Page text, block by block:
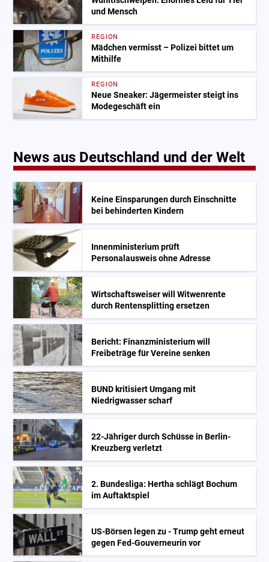
und Mensch
REGION
Mädchen vermisst – Polizei bittet um
Mithilfe
REGION
Neue Sneaker: Jägermeister steigt ins
Modegeschäft ein
News aus Deutschland und der Welt
Keine Einsparungen durch Einschnitte
bei behinderten Kindern
Innenministerium prüft
Personalausweis ohne Adresse
Wirtschaftsweiser will Witwenrente
durch Rentensplitting ersetzen
Bericht: Finanzministerium will
Freibeträge für Vereine senken
BUND kritisiert Umgang mit
Niedrigwasser scharf
22-Jähriger durch Schüsse in Berlin-
Kreuzberg verletzt
2. Bundesliga: Hertha schlägt Bochum
im Auftaktspiel
US-Börsen legen zu - Trump geht erneut
gegen Fed-Gouverneurin vor